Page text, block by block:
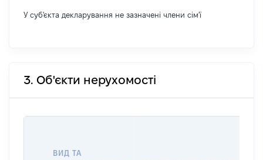
У суб'єкта декларування не зазначені члени сім'ї
3. Об'єкти нерухомості
ВИД ТА